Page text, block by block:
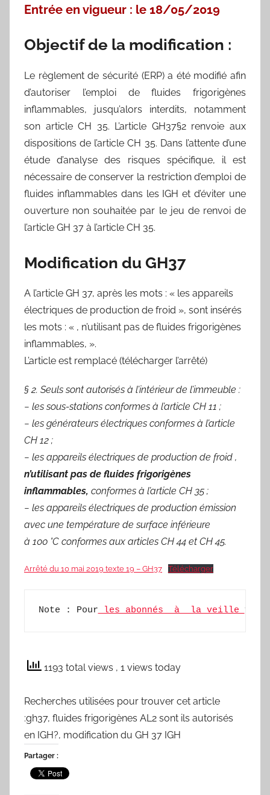
Entrée en vigueur : le 18/05/2019
Objectif de la modification :
Le règlement de sécurité (ERP) a été modifié afin
d’autoriser l’emploi de fluides frigorigènes
inflammables, jusqu’alors interdits, notamment
son article CH 35. L’article GH37§2 renvoie aux
dispositions de l’article CH 35. Dans l’attente d’une
étude d’analyse des risques spécifique, il est
nécessaire de conserver la restriction d’emploi de
fluides inflammables dans les IGH et d’éviter une
ouverture non souhaitée par le jeu de renvoi de
l’article GH 37 à l’article CH 35.
Modification du GH37
A l’article GH 37, après les mots : « les appareils
électriques de production de froid », sont insérés
les mots : « , n’utilisant pas de fluides frigorigènes
inflammables, ».
L’article est remplacé (télécharger l’arrêté)
§ 2. Seuls sont autorisés à l’intérieur de l’immeuble :
− les sous-stations conformes à l’article CH 11 ;
− les générateurs électriques conformes à l’article
CH 12 ;
− les appareils électriques de production de froid ,
n’utilisant pas de fluides frigorigènes
inflammables, conformes à l’article CH 35 ;
− les appareils électriques de production émission
avec une température de surface inférieure
à 100 °C conformes aux articles CH 44 et CH 45.
Arrêté du 10 mai 2019 texte 19 – GH37 Télécharger
Note : Pour les abonnés  à  la veille
1193 total views , 1 views today
Recherches utilisées pour trouver cet article
:gh37, fluides frigorigènes AL2 sont ils autorisés
en IGH?, modification du GH 37 IGH
Partager :